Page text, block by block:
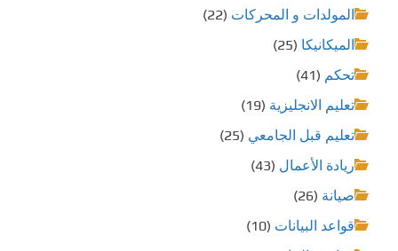
المولدات و المحركات (22)
الميكانيكا (25)
تحكم (41)
تعليم الانجليزية (19)
تعليم قبل الجامعي (25)
ريادة الأعمال (43)
صيانة (26)
قواعد البيانات (10)